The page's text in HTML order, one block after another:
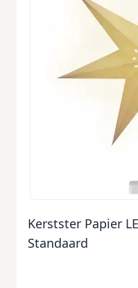
Kerstster Papier
Standaard